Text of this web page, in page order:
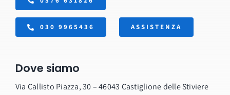
030 9965436 ASSISTENZA
Dove siamo
Via Callisto Piazza, 30 – 46043 Castiglione delle Stiviere